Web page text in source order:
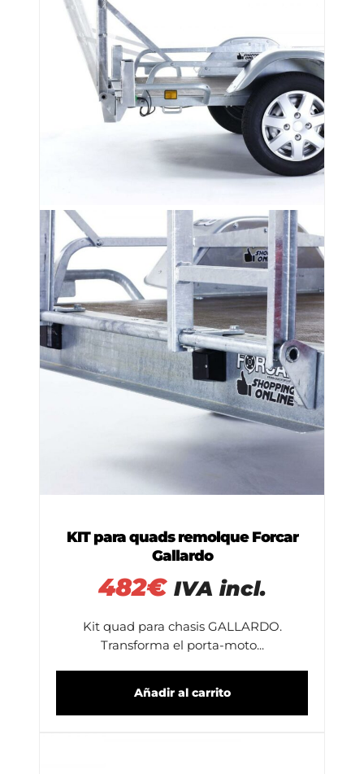
KIT para quads remolque Forcar
Gallardo
482€ IVA incl.
Kit quad para chasis GALLARDO.
Transforma el porta-moto...
Añadir al carrito